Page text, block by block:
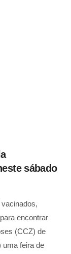
sábado
encontrar
(CCZ) de
uma feira de